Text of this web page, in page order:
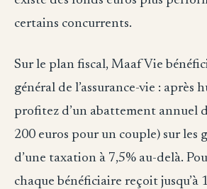
certains concurrents.
Sur le plan fiscal, Maaf Vie
général de l’assurance-vie : après
profitez d’un abattement annuel
200 euros pour un couple) sur les
d’une taxation à 7,5% au-delà.
chaque bénéficiaire reçoit jusqu’à